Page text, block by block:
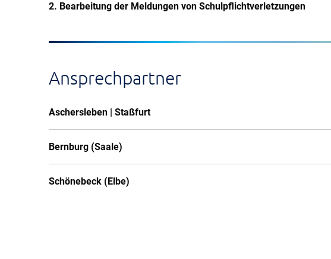
2. Bearbeitung der Meldungen von Schulpflichtverletzungen
Ansprechpartner
Aschersleben | Staßfurt
Bernburg (Saale)
Schönebeck (Elbe)